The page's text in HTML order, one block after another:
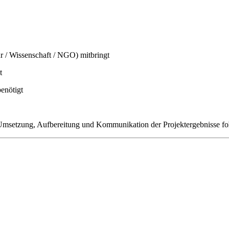
/ Wissenschaft / NGO) mitbringt
Aufbereitung und Kommunikation der Projektergebnisse